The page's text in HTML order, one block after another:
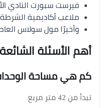
فيرست سبورت النادي
ملاعب أكاديمية
وأخيرًا مول سولاس
أهم الأسئلة
كم هي مساحة
تبدأ من 42 متر مربع